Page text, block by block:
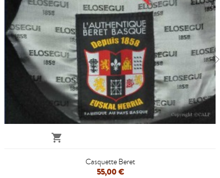

Casquette Beret
55,00 €